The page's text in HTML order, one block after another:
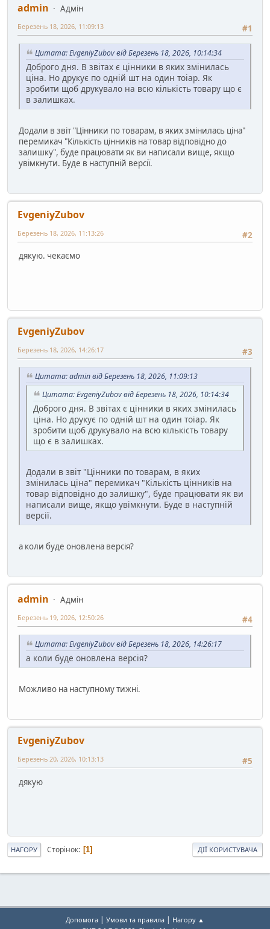
admin
Адмін
#1
Березень 18, 2026, 11:09:13
Цитата: EvgeniyZubov від Березень 18, 2026, 10:14:34
Доброго дня. В звітах є цінники в яких змінилась
ціна. Но друкує по одній шт на один тоіар. Як
зробити щоб друкувало на всю кількість товару що є
в залишках.
Додали в звіт "Цінники по товарам, в яких змінилась ціна"
перемикач "Кількість цінників на товар відповідно до
залишку", буде працювати як ви написали вище, якщо
увімкнути. Буде в наступній версії.
EvgeniyZubov
#2
Березень 18, 2026, 11:13:26
дякую. чекаємо
EvgeniyZubov
#3
Березень 18, 2026, 14:26:17
Цитата: admin від Березень 18, 2026, 11:09:13
Цитата: EvgeniyZubov від Березень 18, 2026, 10:14:34
Доброго дня. В звітах є цінники в яких змінилась
ціна. Но друкує по одній шт на один тоіар. Як
зробити щоб друкувало на всю кількість товару
що є в залишках.
Додали в звіт "Цінники по товарам, в яких
змінилась ціна" перемикач "Кількість цінників на
товар відповідно до залишку", буде працювати як ви
написали вище, якщо увімкнути. Буде в наступній
версії.
а коли буде оновлена версія?
admin
Адмін
#4
Березень 19, 2026, 12:50:26
Цитата: EvgeniyZubov від Березень 18, 2026, 14:26:17
а коли буде оновлена версія?
Можливо на наступному тижні.
EvgeniyZubov
#5
Березень 20, 2026, 10:13:13
дякую
НАГОРУ Сторінок 1 ДІЇ КОРИСТУВАЧА
Допомога | Умови та правила | Нагору ▲